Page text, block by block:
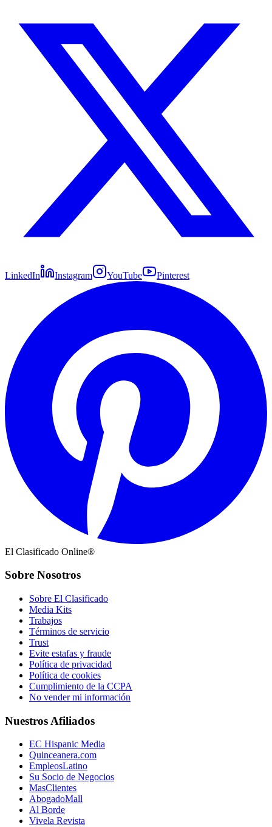
LinkedIn Instagram YouTube Pinterest
El Clasificado Online®
Sobre Nosotros
Sobre El Clasificado
Media Kits
Trabajos
Términos de servicio
Trust
Evite estafas y fraude
Política de privacidad
Política de cookies
Cumplimiento de la CCPA
No vender mi información
Nuestros Afiliados
EC Hispanic Media
Quinceanera.com
EmpleosLatino
Su Socio de Negocios
MasClientes
AbogadoMall
Al Borde
Vivela Revista